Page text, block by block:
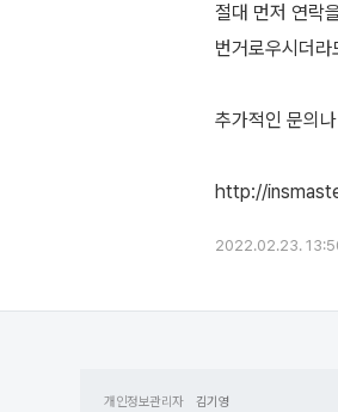
절대 먼저 연락
번거로우시더
추가적인 문의
2022.02.23.
개인정보관리자
김기영